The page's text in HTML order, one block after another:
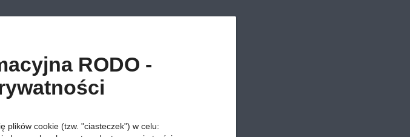
RODO -
plików cookie (tzw. "ciasteczek") w celu: